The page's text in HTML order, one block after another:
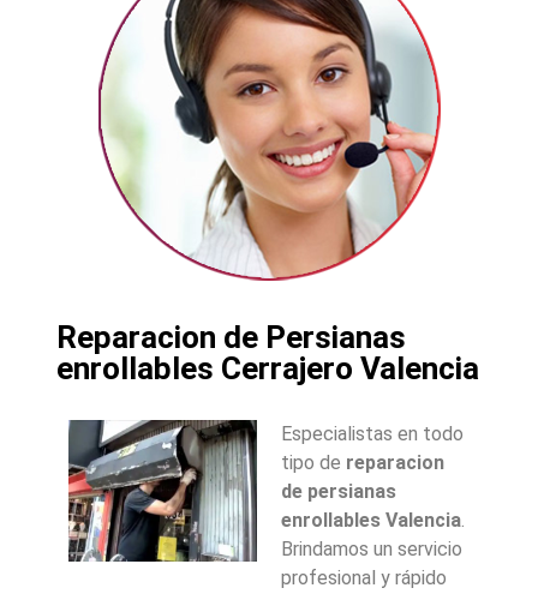
Reparacion de Persianas
enrollables Cerrajero Valencia
Especialistas en todo
tipo de reparacion
de persianas
enrollables Valencia.
Brindamos un servicio
profesional y rápido